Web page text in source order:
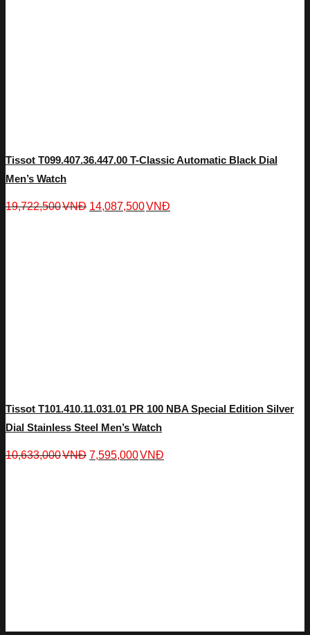
Tissot T099.407.36.447.00 T-Classic Automatic Black Dial
Men’s Watch
19,722,500VNĐ 14,087,500VNĐ
Tissot T101.410.11.031.01 PR 100 NBA Special Edition Silver
Dial Stainless Steel Men’s Watch
10,633,000VNĐ 7,595,000VNĐ